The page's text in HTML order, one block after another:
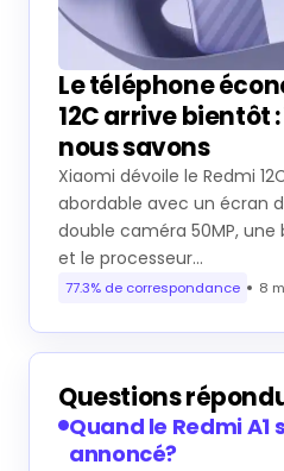
Le téléphone
12C arrive bientôt
nous savons
Xiaomi dévoile le Redmi
abordable avec un écran
double caméra 50MP,
et le processeur…
77.3% de correspondance 8
Questions
Quand le Redmi
annoncé?